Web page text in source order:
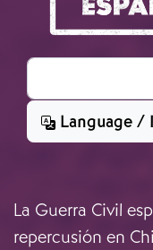
Search
Language /
La Guerra Civil
repercusión en